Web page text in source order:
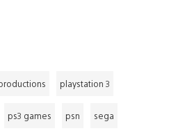
playstation 3
ps3 games psn sega